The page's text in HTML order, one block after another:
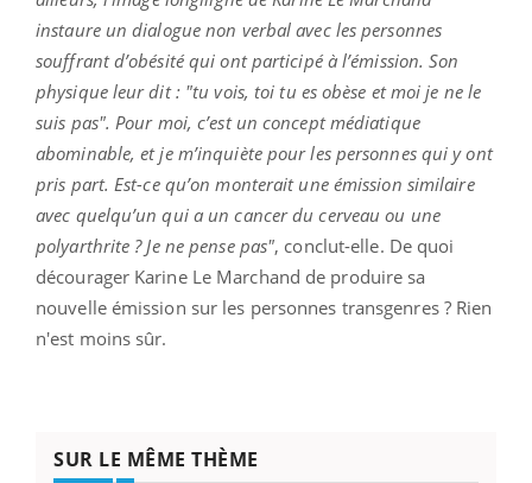
instaure un dialogue non verbal avec les personnes
souffrant d’obésité qui ont participé à l’émission. Son
physique leur dit : "tu vois, toi tu es obèse et moi je ne le
suis pas". Pour moi, c’est un concept médiatique
abominable, et je m’inquiète pour les personnes qui y ont
pris part. Est-ce qu’on monterait une émission similaire
avec quelqu’un qui a un cancer du cerveau ou une
polyarthrite ? Je ne pense pas", conclut-elle. De quoi
décourager Karine Le Marchand de produire sa
nouvelle émission sur les personnes transgenres ? Rien
n'est moins sûr.
SUR LE MÊME THÈME